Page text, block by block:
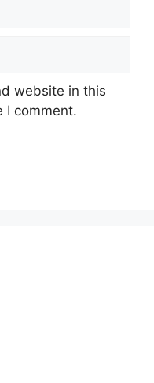
website in this
I comment.